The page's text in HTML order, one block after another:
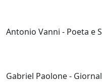
Antonio Vanni - Poeta e
Gabriel Paolone -